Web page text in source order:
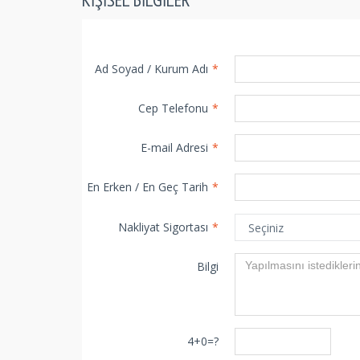
Ad Soyad / Kurum Adı *
Cep Telefonu *
E-mail Adresi *
En Erken / En Geç Tarih *
Nakliyat Sigortası *
Bilgi
4+0=?